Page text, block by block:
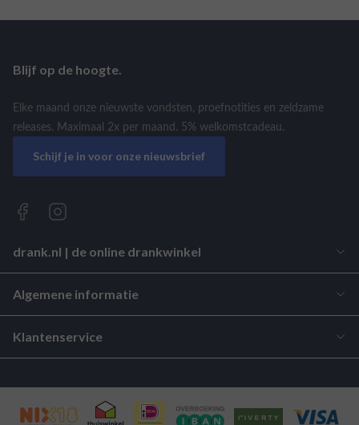
drank.nl | de online drankwinkel
Algemene informatie
Klantenservice
Blijf op de hoogte.
Elke maand onze nieuwste vondsten, proefnotities en zeldzame
releases. Maximaal 2x per maand. 5% welkomstcadeau.
Schijf je in voor onze nieuwsbrief